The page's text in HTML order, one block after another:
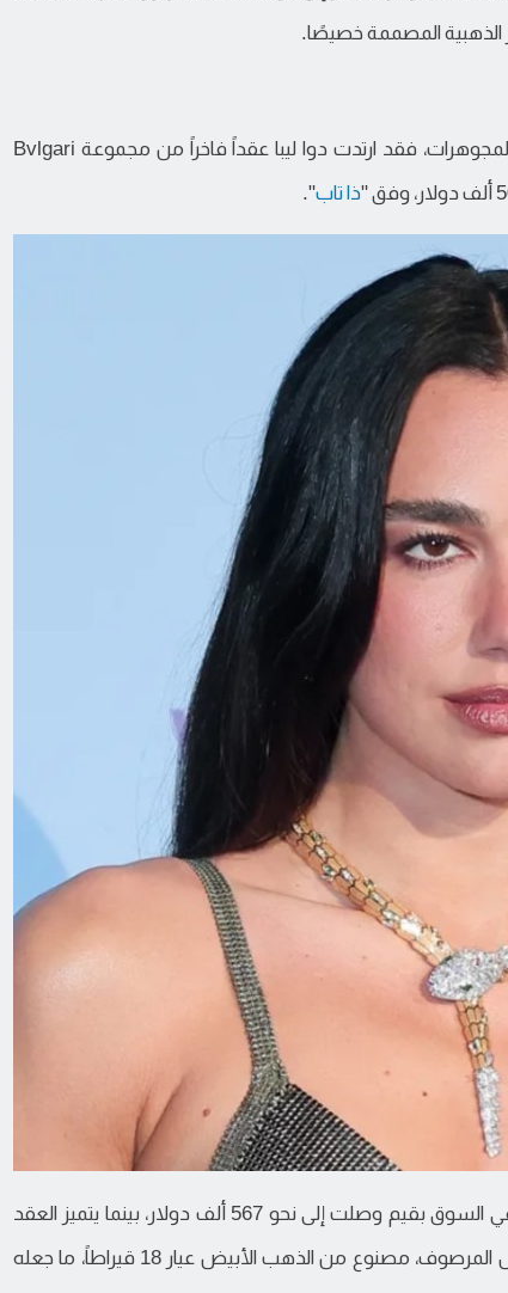
الذهبية المصممة خصيصًا.
لكن القطعة الأكثر لفتاً للأنظار لم تكن الفستان، بل المجوهرات، فقد ارتدت دوا ليبا عقداً فاخراً من مجموعة Bvlgari
ذا تاب".
اللافت أن النسخ المشابهة من هذا التصميم بيعت في السوق بقيم وصلت إلى نحو 567 ألف دولار، بينما يتميز العقد
المستخدم في الإطلالة بحوالي 75 قيراطاً من الألماس المرصوف، مصنوع من الذهب الأبيض عيار 18 قيراطاً، ما جعله